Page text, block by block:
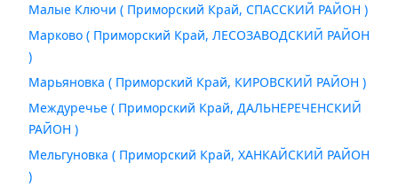
Малые Ключи ( Приморский Край, СПАССКИЙ РАЙОН )
Марково ( Приморский Край, ЛЕСОЗАВОДСКИЙ РАЙОН
)
Марьяновка ( Приморский Край, КИРОВСКИЙ РАЙОН )
Междуречье ( Приморский Край, ДАЛЬНЕРЕЧЕНСКИЙ
РАЙОН )
Мельгуновка ( Приморский Край, ХАНКАЙСКИЙ РАЙОН
)